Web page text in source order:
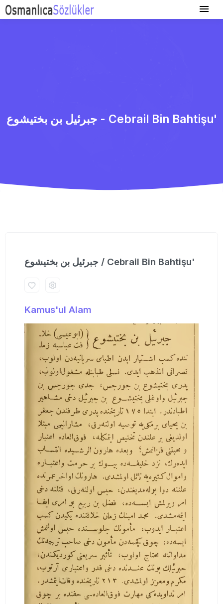
جبرئیل بن بختیشوع - Cebrail Bin Bahtişu'
جبرئیل بن بختیشوع / Cebrail Bin Bahtişu'
Kamus'ul Alam